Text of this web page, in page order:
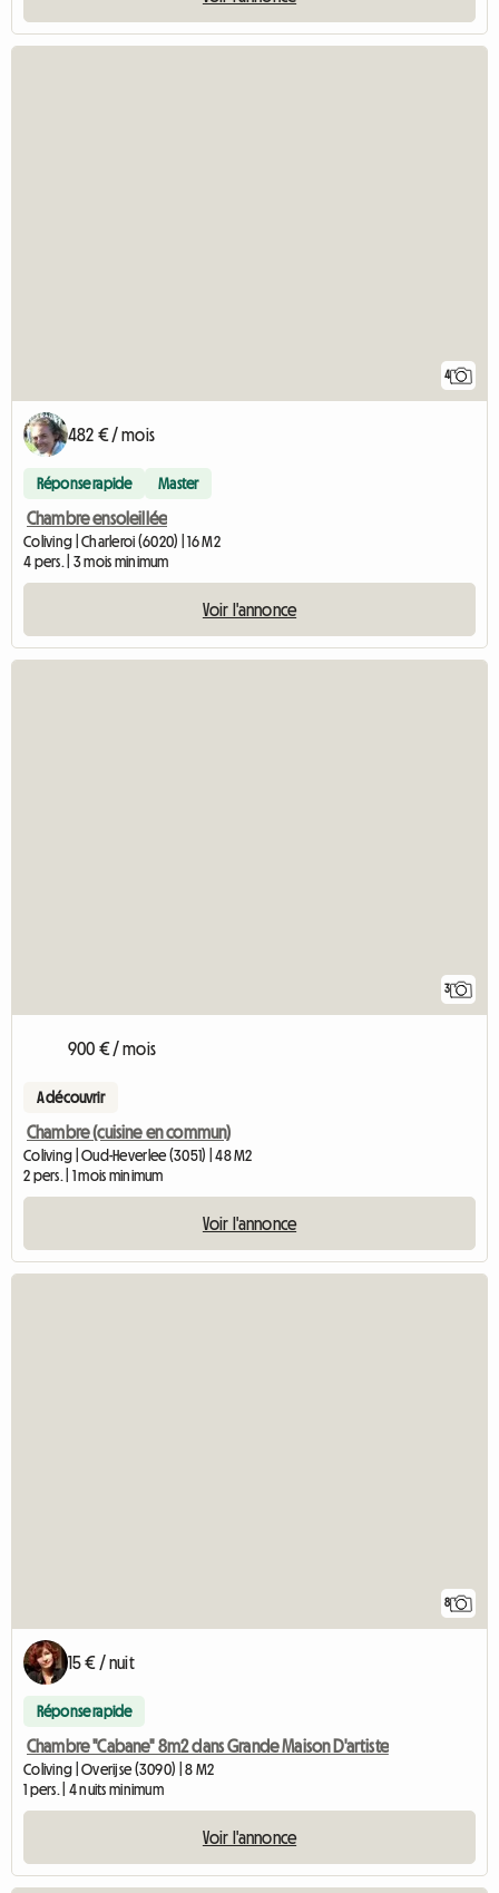
4
482 € / mois
Réponse rapide Master
Chambre ensoleillée
Coliving | Charleroi (6020) | 16 M2
4 pers. | 3 mois minimum
Voir l'annonce
3
900 € / mois
A découvrir
Chambre (cuisine en commun)
Coliving | Oud-Heverlee (3051) | 48 M2
2 pers. | 1 mois minimum
Voir l'annonce
8
15 € / nuit
Réponse rapide
Chambre "Cabane" 8m2 dans Grande Maison D'artiste
Coliving | Overijse (3090) | 8 M2
1 pers. | 4 nuits minimum
Voir l'annonce